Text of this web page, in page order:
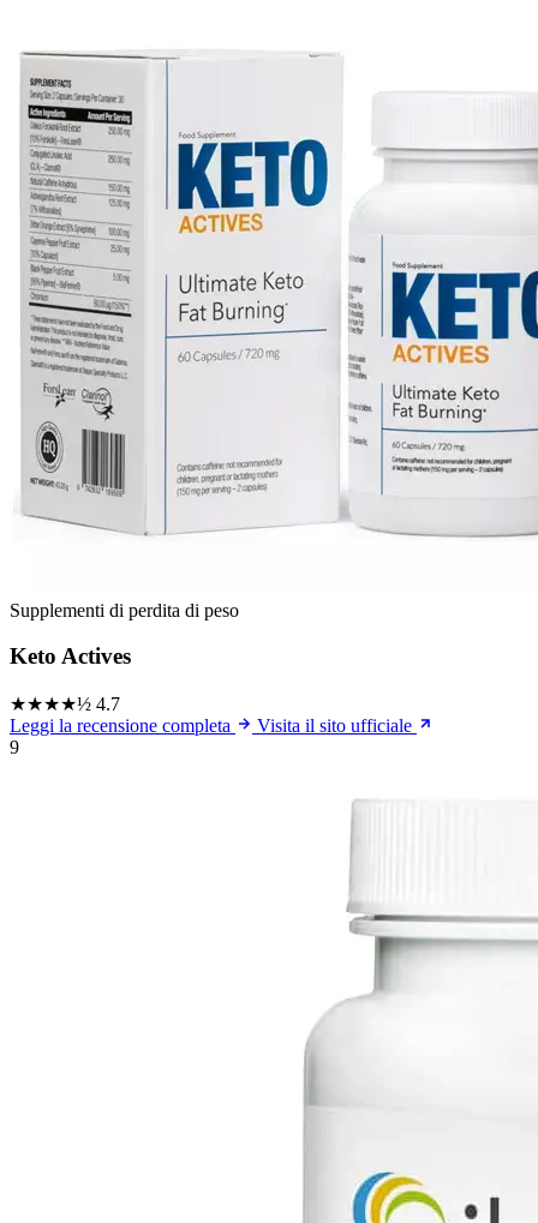
Supplementi di perdita di peso
Keto Actives
★★★★½ 4.7
Leggi la recensione completa
Visita il sito ufficiale
9